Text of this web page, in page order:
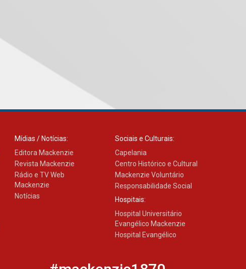
Professora do Mackenzie é
arquitetura contemporânea
04.08.2026
Semana Internacional
Mackenzie promove
parcerias internacionais
03.08.2026
Mídias / Notícias:
Editora Mackenzie
Revista Mackenzie
Rádio e TV Web
Mackenzie
Notícias
Sociais e Culturais:
Capelania
Centro Histórico e Cultural
Mackenzie Voluntário
Responsabilidade Social
Hospitais:
Hospital Universitário
Evangélico Mackenzie
Hospital Evangélico